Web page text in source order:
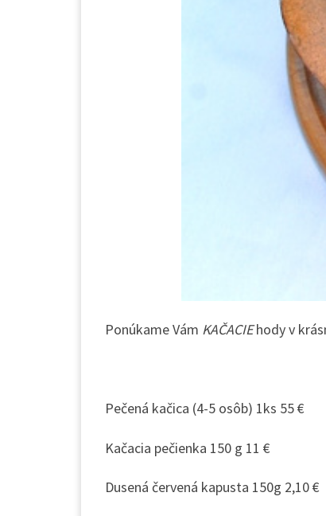
Ponúkame Vám KAČACIEhody v
Pečená kačica (4-5 osôb) 1ks 55 €
Kačacia pečienka 150 g 11 €
Dusená červená kapusta 150g 2,10 €